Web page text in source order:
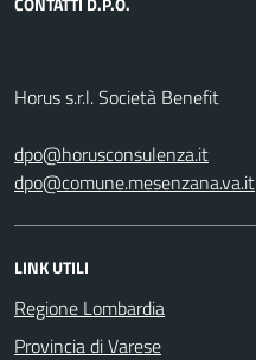
Horus s.r.l. Società Benefit
dpo@horusconsulenza.it
dpo@comune.mesenzana.va.it
LINK UTILI
Regione Lombardia
Provincia di Varese